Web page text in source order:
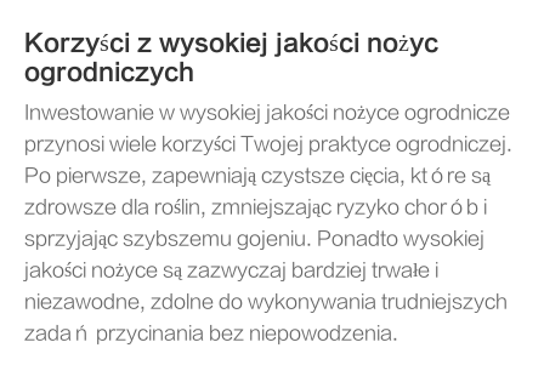
Korzyści z wysokiej jakości nożyc
ogrodniczych
Inwestowanie w wysokiej jakości nożyce ogrodnicze
przynosi wiele korzyści Twojej praktyce ogrodniczej.
Po pierwsze, zapewniają czystsze cięcia, które są
zdrowsze dla roślin, zmniejszając ryzyko chorób i
sprzyjając szybszemu gojeniu. Ponadto wysokiej
jakości nożyce są zazwyczaj bardziej trwałe i
niezawodne, zdolne do wykonywania trudniejszych
zadań przycinania bez niepowodzenia.